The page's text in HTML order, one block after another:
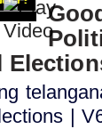
|